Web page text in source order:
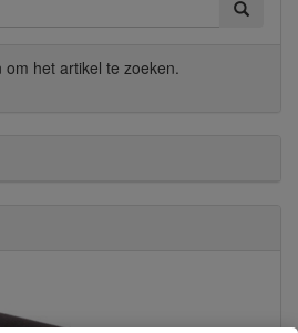
het artikel te zoeken.